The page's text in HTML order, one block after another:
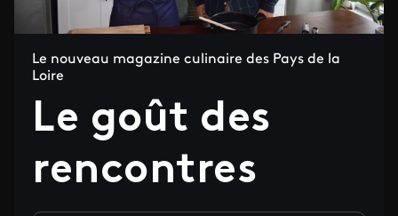
Le nouveau magazine culinaire des Pays de la
Loire
Le goût des
rencontres